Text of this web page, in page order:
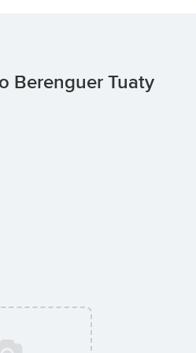
Berenguer Tuaty